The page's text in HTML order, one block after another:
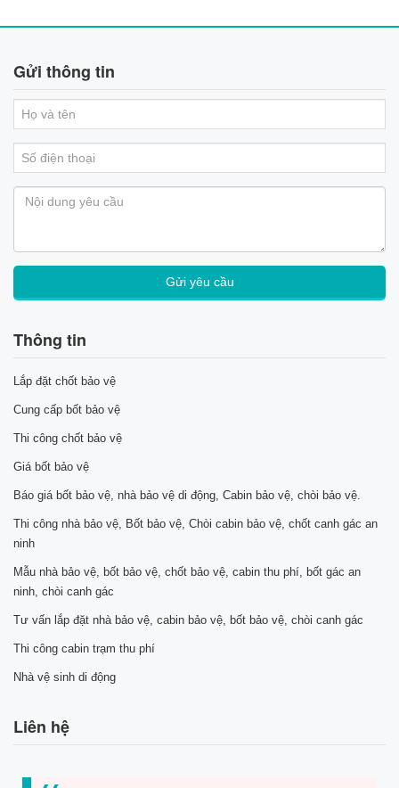
Gửi thông tin
Thông tin
Lắp đặt chốt bảo vệ
Cung cấp bốt bảo vệ
Thi công chốt bảo vệ
Giá bốt bảo vệ
Báo giá bốt bảo vệ, nhà bảo vệ di động, Cabin bảo vệ, chòi bảo vệ.
Thi công nhà bảo vệ, Bốt bảo vệ, Chòi cabin bảo vệ, chốt canh gác an
ninh
Mẫu nhà bảo vệ, bốt bảo vệ, chốt bảo vệ, cabin thu phí, bốt gác an
ninh, chòi canh gác
Tư vấn lắp đặt nhà bảo vệ, cabin bảo vệ, bốt bảo vệ, chòi canh gác
Thi công cabin trạm thu phí
Nhà vệ sinh di động
Liên hệ